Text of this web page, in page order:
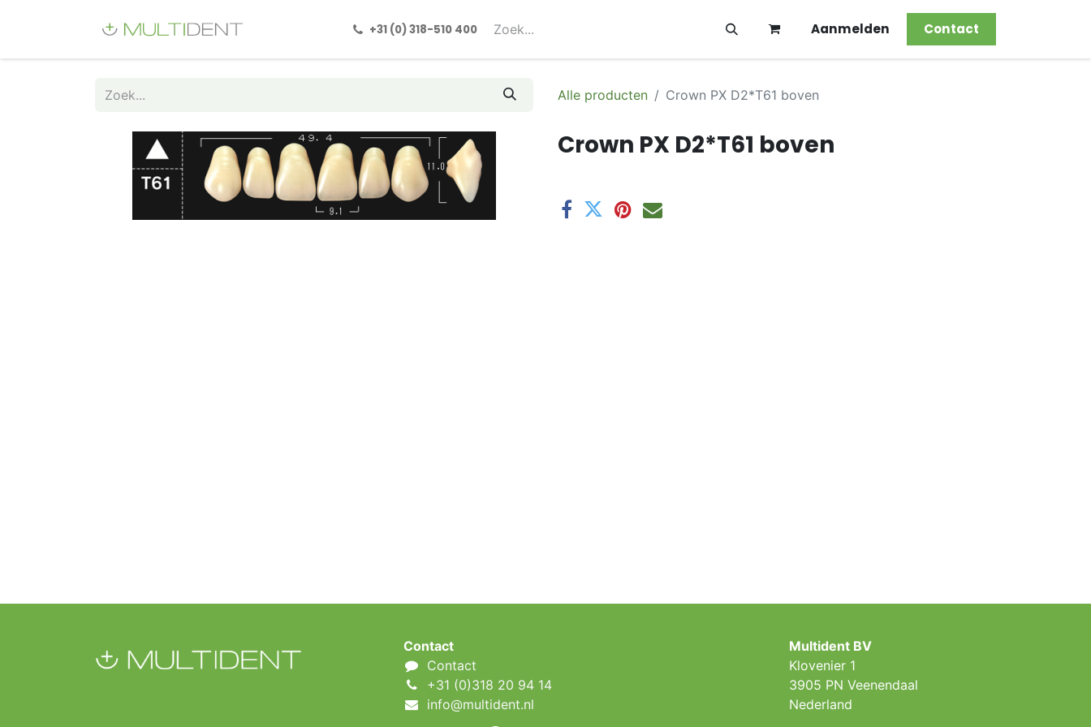
Formulieren
+31 (0) 318-510 400​​ Aanmelden Contact
Alle producten Crown PX D2*T61 boven
Crown PX D2*T61 boven
Contact
Contact
+31 (0)318 20 94 14
info@multident.nl
Multident BV
Klovenier 1
3905 PN Veenendaal
Nederland ​